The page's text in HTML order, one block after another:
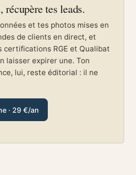
tes leads.
et tes photos mises en
de clients en direct, et
certifications RGE et Qualibat
laisser expirer une. Ton
lui, reste éditorial : il ne
· 29 €/an